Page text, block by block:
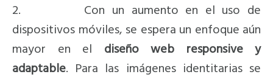
2. Con un aumento en el uso de
dispositivos móviles, se espera un enfoque aún
mayor en el diseño web responsive y
adaptable. Para las imágenes identitarias se